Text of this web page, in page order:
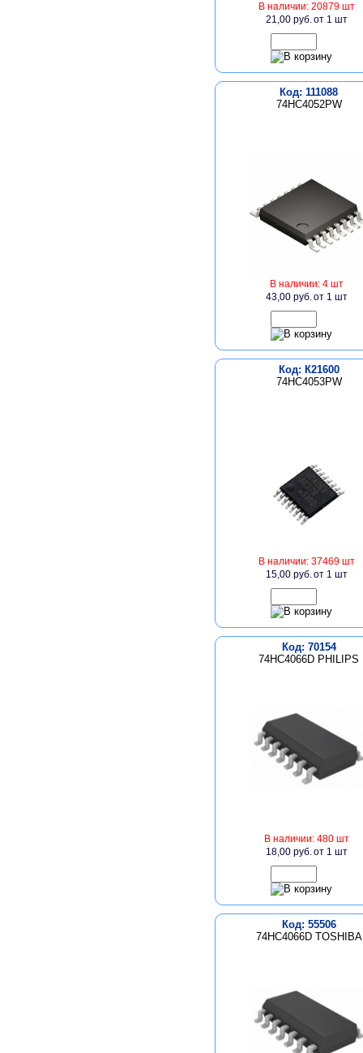
В наличии: 20879 шт
21,00 руб.от 1 шт
Код: 111088
74HC4052PW
В наличии: 4 шт
43,00 руб.от 1 шт
Код: К21600
74HC4053PW
В наличии: 37469 шт
15,00 руб.от 1 шт
Код: 70154
74HC4066D PHILIPS
В наличии: 480 шт
18,00 руб.от 1 шт
Код: 55506
74HC4066D TOSHIBA